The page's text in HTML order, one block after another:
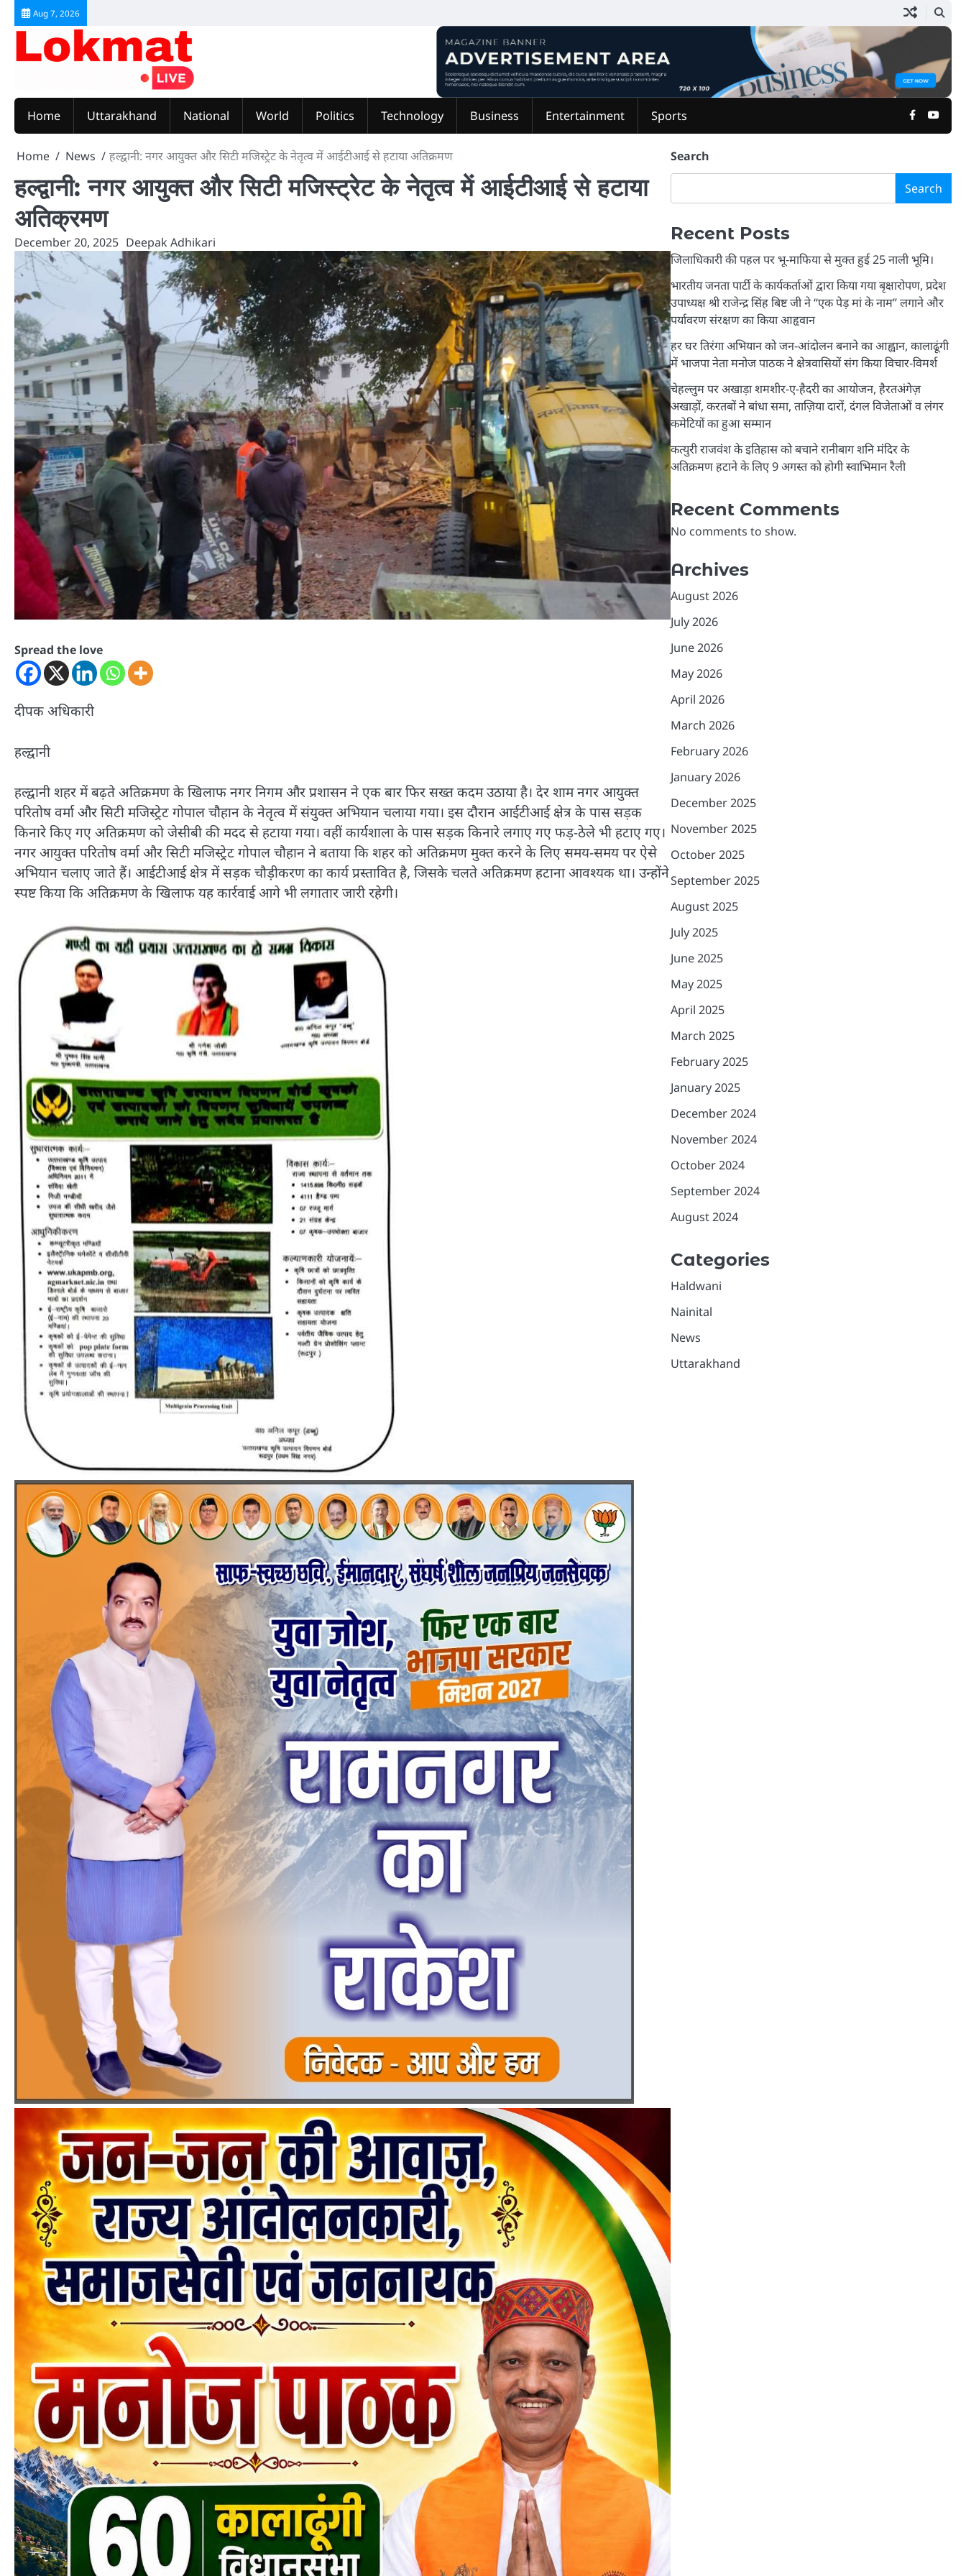
Skip
Aug 7, 2026
Home Uttarakhand National World Politics Technology Business Entertainment Sports Facebook
Home News हल्द्वानी: नगर आयुक्त और सिटी मजिस्ट्रेट के नेतृत्व में आईटीआई से हटाया अतिक्रमण
हल्द्वानी: नगर आयुक्त और सिटी मजिस्ट्रेट के नेतृत्व में आईटीआई से हटाया
अतिक्रमण
December 20, 2025 Deepak Adhikari
Spread the love
दीपक अधिकारी
हल्द्वानी
हल्द्वानी शहर में बढ़ते अतिक्रमण के खिलाफ नगर निगम और प्रशासन ने एक बार फिर सख्त कदम उठाया है। देर शाम नगर आयुक्त
परितोष वर्मा और सिटी मजिस्ट्रेट गोपाल चौहान के नेतृत्व में संयुक्त अभियान चलाया गया। इस दौरान आईटीआई क्षेत्र के पास सड़क
किनारे किए गए अतिक्रमण को जेसीबी की मदद से हटाया गया। वहीं कार्यशाला के पास सड़क किनारे लगाए गए फड़-ठेले भी हटाए गए।
नगर आयुक्त परितोष वर्मा और सिटी मजिस्ट्रेट गोपाल चौहान ने बताया कि शहर को अतिक्रमण मुक्त करने के लिए समय-समय पर ऐसे
अभियान चलाए जाते हैं। आईटीआई क्षेत्र में सड़क चौड़ीकरण का कार्य प्रस्तावित है, जिसके चलते अतिक्रमण हटाना आवश्यक था। उन्होंने
स्पष्ट किया कि अतिक्रमण के खिलाफ यह कार्रवाई आगे भी लगातार जारी रहेगी।
Search
Search
Recent Posts
जिलाधिकारी की पहल पर भू-माफिया से मुक्त हुई 25 नाली भूमि।
भारतीय जनता पार्टी के कार्यकर्ताओं द्वारा किया गया बृक्षारोपण, प्रदेश
उपाध्यक्ष श्री राजेन्द्र सिंह बिष्ट जी ने “एक पेड़ मां के नाम” लगाने और
पर्यावरण संरक्षण का किया आहृवान
हर घर तिरंगा अभियान को जन-आंदोलन बनाने का आह्वान, कालाढूंगी
में भाजपा नेता मनोज पाठक ने क्षेत्रवासियों संग किया विचार-विमर्श
चेहल्लुम पर अखाड़ा शमशीर-ए-हैदरी का आयोजन, हैरतअंगेज़
अखाड़ों, करतबों ने बांधा समा, ताज़िया दारों, दंगल विजेताओं व लंगर
कमेटियों का हुआ सम्मान
कत्युरी राजवंश के इतिहास को बचाने रानीबाग शनि मंदिर के
अतिक्रमण हटाने के लिए 9 अगस्त को होगी स्वाभिमान रैली
Recent Comments
No comments to show.
Archives
August 2026
July 2026
June 2026
May 2026
April 2026
March 2026
February 2026
January 2026
December 2025
November 2025
October 2025
September 2025
August 2025
July 2025
June 2025
May 2025
April 2025
March 2025
February 2025
January 2025
December 2024
November 2024
October 2024
September 2024
August 2024
Categories
Haldwani
Nainital
News
Uttarakhand